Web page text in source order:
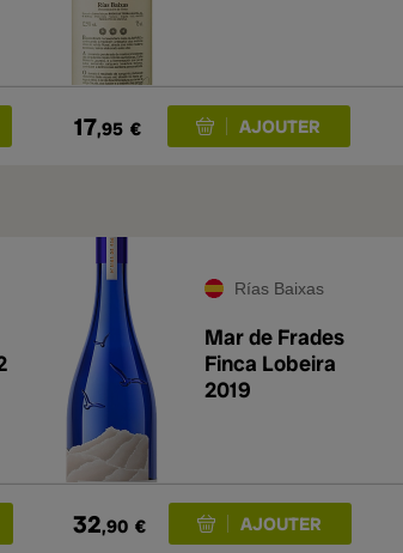
17,95 €
Rías Baixas
Mar de Frades
Finca Lobeira
2019
32,90 €